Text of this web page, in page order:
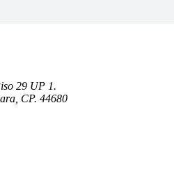
29 UP 1.
CP. 44680